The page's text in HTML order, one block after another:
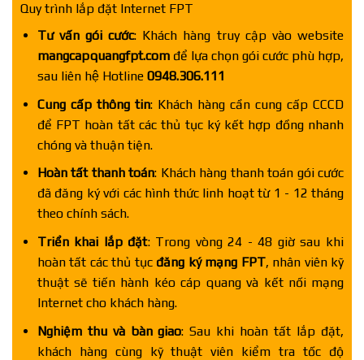
Quy trình lắp đặt Internet FPT
Tư vấn gói cước: Khách hàng truy cập vào website
mangcapquangfpt.comđể lựa chọn gói cước phù hợp,
sau liên hệ Hotline 0948.306.111
Cung cấp thông tin: Khách hàng cần cung cấp CCCD
để FPT hoàn tất các thủ tục ký kết hợp đồng nhanh
chóng và thuận tiện.
Hoàn tất thanh toán: Khách hàng thanh toán gói cước
đã đăng ký với các hình thức linh hoạt từ 1 - 12 tháng
theo chính sách.
Triển khai lắp đặt: Trong vòng 24 - 48 giờ sau khi
hoàn tất các thủ tục đăng ký mạng FPT, nhân viên kỹ
thuật sẽ tiến hành kéo cáp quang và kết nối mạng
Internet cho khách hàng.
Nghiệm thu và bàn giao: Sau khi hoàn tất lắp đặt,
khách hàng cùng kỹ thuật viên kiểm tra tốc độ